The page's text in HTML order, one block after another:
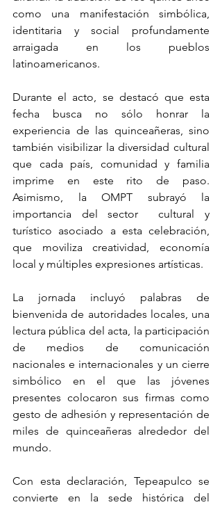
como una manifestación simbólica,
identitaria y social profundamente
arraigada en los pueblos
latinoamericanos.
Durante el acto, se destacó que esta
fecha busca no sólo honrar la
experiencia de las quinceañeras, sino
también visibilizar la diversidad cultural
que cada país, comunidad y familia
imprime en este rito de paso.
Asimismo, la OMPT subrayó la
importancia del sector  cultural y
turístico asociado a esta celebración,
que moviliza creatividad, economía
local y múltiples expresiones artísticas.
La jornada incluyó palabras de
bienvenida de autoridades locales, una
lectura pública del acta, la participación
de medios de comunicación
nacionales e internacionales y un cierre
simbólico en el que las jóvenes
presentes colocaron sus firmas como
gesto de adhesión y representación de
miles de quinceañeras alrededor del
mundo.
Con esta declaración, Tepeapulco se
convierte en la sede histórica del